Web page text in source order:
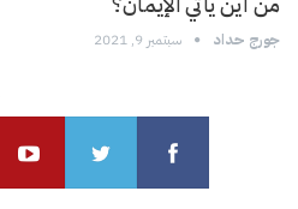
جورج حداد سبتمبر 9, 2021